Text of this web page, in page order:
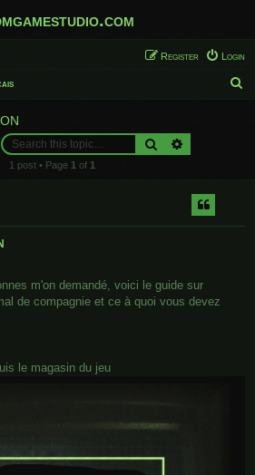
Login
Register
Search
1 post • Page 1 of 1
m'on demandé, voici le guide sur
de compagnie et ce à quoi vous devez
le magasin du jeu